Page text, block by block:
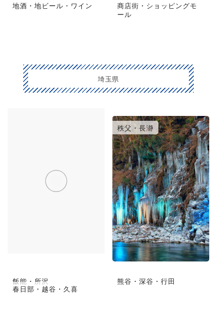
地酒・地ビール・ワイン
商店街・ショッピングモ
ール
埼玉県
大宮・浦和・鴻巣
秩父・長瀞
飯能・所沢
熊谷・深谷・行田
春日部・越谷・久喜